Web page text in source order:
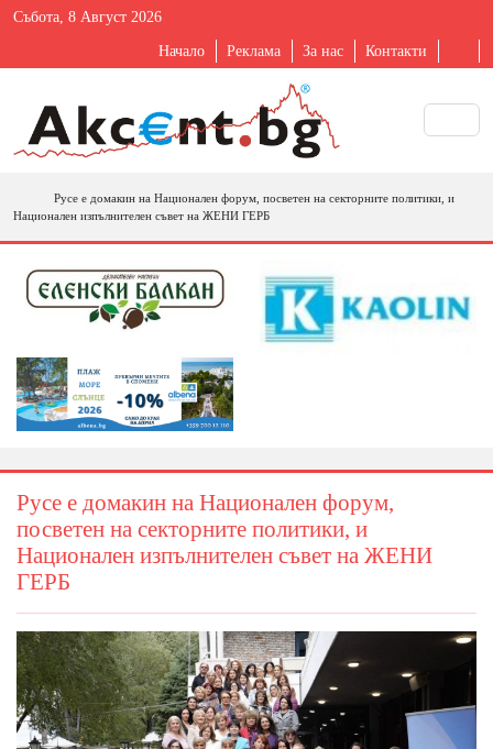
Събота, 8 Август 2026
Начало Реклама За нас Контакти
Русе е домакин на Национален форум, посветен на секторните политики, и
Национален изпълнителен съвет на ЖЕНИ ГЕРБ
Русе е домакин на Национален форум,
посветен на секторните политики, и
Национален изпълнителен съвет на ЖЕНИ
ГЕРБ